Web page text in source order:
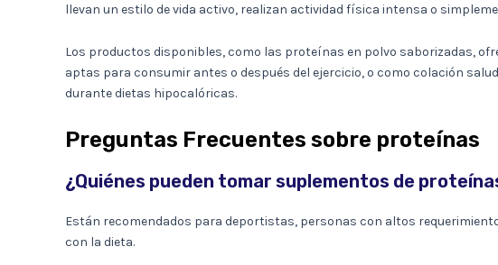
llevan un estilo de vida activo, realizan actividad física intensa o
Los productos disponibles, como las proteínas en polvo saborizadas,
aptas para consumir antes o después del ejercicio, o como colación
durante dietas hipocalóricas.
Preguntas Frecuentes sobre proteínas
¿Quiénes pueden tomar suplementos de
Están recomendados para deportistas, personas con altos
con la dieta.